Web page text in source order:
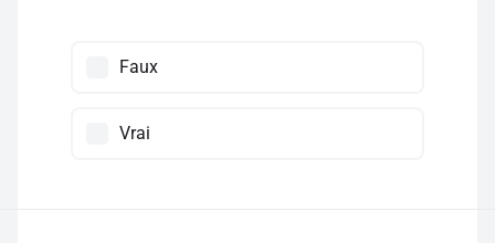
Faux
Vrai